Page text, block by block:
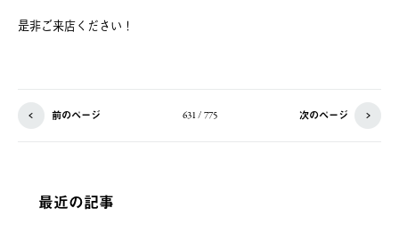
是非ご来店ください！
前のページ 631 / 775 次のページ
最近の記事